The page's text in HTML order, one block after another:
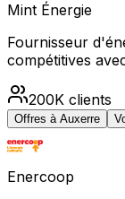
Mint Énergie
Fournisseur
compétitives
200K clients
Offres à Auxerre
Enercoop